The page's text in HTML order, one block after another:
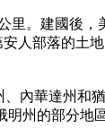
里。建國後，
人部落的土
內華達州和
州的部分地